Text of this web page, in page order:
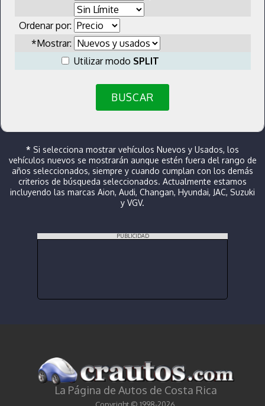
Ordenar por:
*Mostrar:
Utilizar modo SPLIT
BUSCAR
* Si selecciona mostrar vehículos Nuevos y Usados, los
vehículos nuevos se mostrarán aunque estén fuera del rango de
años seleccionados, siempre y cuando cumplan con los demás
criterios de búsqueda seleccionados. Actualmente estamos
incluyendo las marcas Aion, Audi, Changan, Hyundai, JAC, Suzuki
y VGV.
PUBLICIDAD
La Página de Autos de Costa Rica